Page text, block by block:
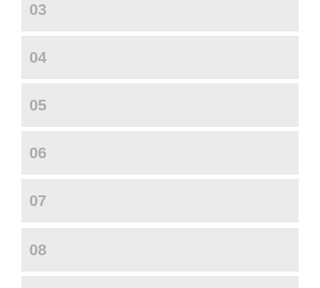
03
04
05
06
07
08